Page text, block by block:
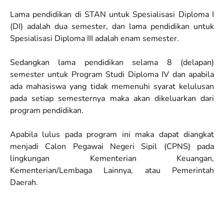
Lama pendidikan di STAN untuk Spesialisasi Diploma I
(DI) adalah dua semester, dan lama pendidikan untuk
Spesialisasi Diploma III adalah enam semester.
Sedangkan lama pendidikan selama 8 (delapan)
semester untuk Program Studi Diploma IV dan apabila
ada mahasiswa yang tidak memenuhi syarat kelulusan
pada setiap semesternya maka akan dikeluarkan dari
program pendidikan.
Apabila lulus pada program ini maka dapat diangkat
menjadi Calon Pegawai Negeri Sipil (CPNS) pada
lingkungan Kementerian Keuangan,
Kementerian/Lembaga Lainnya, atau Pemerintah
Daerah.